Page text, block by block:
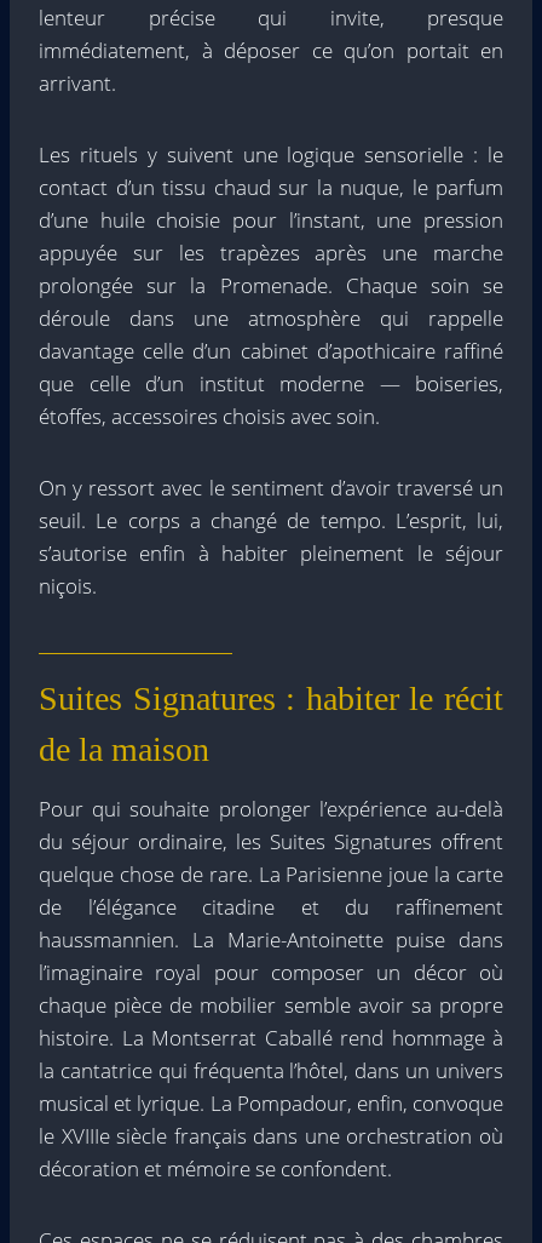
lenteur précise qui invite, presque
immédiatement, à déposer ce qu’on portait en
arrivant.
Les rituels y suivent une logique sensorielle : le
contact d’un tissu chaud sur la nuque, le parfum
d’une huile choisie pour l’instant, une pression
appuyée sur les trapèzes après une marche
prolongée sur la Promenade. Chaque soin se
déroule dans une atmosphère qui rappelle
davantage celle d’un cabinet d’apothicaire raffiné
que celle d’un institut moderne — boiseries,
étoffes, accessoires choisis avec soin.
On y ressort avec le sentiment d’avoir traversé un
seuil. Le corps a changé de tempo. L’esprit, lui,
s’autorise enfin à habiter pleinement le séjour
niçois.
Suites Signatures : habiter le récit
de la maison
Pour qui souhaite prolonger l’expérience au-delà
du séjour ordinaire, les Suites Signatures offrent
quelque chose de rare. La Parisienne joue la carte
de l’élégance citadine et du raffinement
haussmannien. La Marie-Antoinette puise dans
l’imaginaire royal pour composer un décor où
chaque pièce de mobilier semble avoir sa propre
histoire. La Montserrat Caballé rend hommage à
la cantatrice qui fréquenta l’hôtel, dans un univers
musical et lyrique. La Pompadour, enfin, convoque
le XVIIIe siècle français dans une orchestration où
décoration et mémoire se confondent.